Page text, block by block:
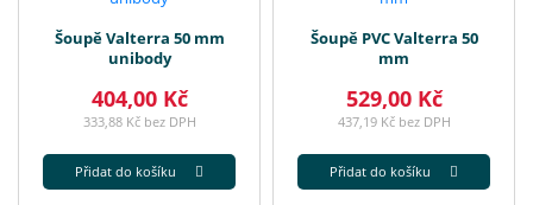
Šoupě Valterra 50 mm
unibody
404,00 Kč
333,88 Kč bez DPH
Přidat do košíku
Šoupě PVC Valterra 50
mm
529,00 Kč
437,19 Kč bez DPH
Přidat do košíku